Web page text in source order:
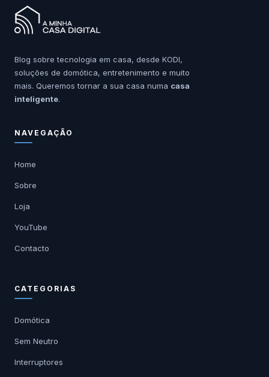
Blog sobre tecnologia em casa, desde KODI,
soluções de domótica, entretenimento e muito
mais. Queremos tornar a sua casa numa casa
inteligente.
NAVEGAÇÃO
Home
Sobre
Loja
YouTube
Contacto
CATEGORIAS
Domótica
Sem Neutro
Interruptores